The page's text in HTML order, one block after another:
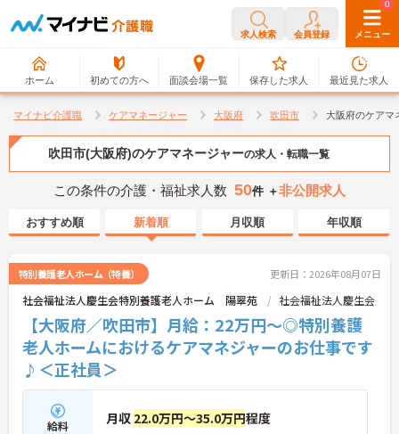
求人検索 会員登録 メニュー
ホーム 初めての方へ 面談会場一覧
0
保存した求人
0
最近見た求人
マイナビ介護職 ケアマネージャー 大阪府 吹田市 大阪府のケアマ
吹田市(大阪府)のケアマネージャーの求人・転職一覧
この条件の介護・福祉求人数 50件 ＋非公開求人
おすすめ順 新着順 月収順 年収順
特別養護老人ホーム（特養） 更新日：2026年08月07日
社会福祉法人慶生会特別養護老人ホーム 陽翠苑 社会福祉法人慶生会
【大阪府／吹田市】月給：22万円～◎特別養護
老人ホームにおけるケアマネジャーのお仕事です
♪＜正社員＞
給料 月収 22.0万円～35.0万円程度